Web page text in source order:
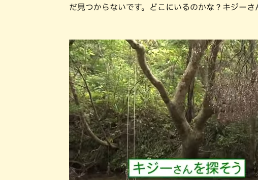
だ見つからないです。どこにいるのかな？キジーさ